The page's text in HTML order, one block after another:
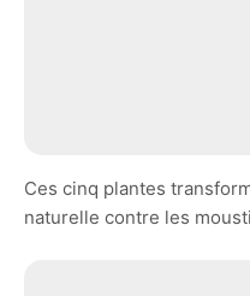
Ces cinq plantes
naturelle contre les